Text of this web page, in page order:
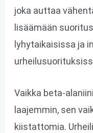
joka auttaa
lisäämään
lyhytaikaisissa ja
Vaikka beta-
laajemmin, sen
kiistattomia.